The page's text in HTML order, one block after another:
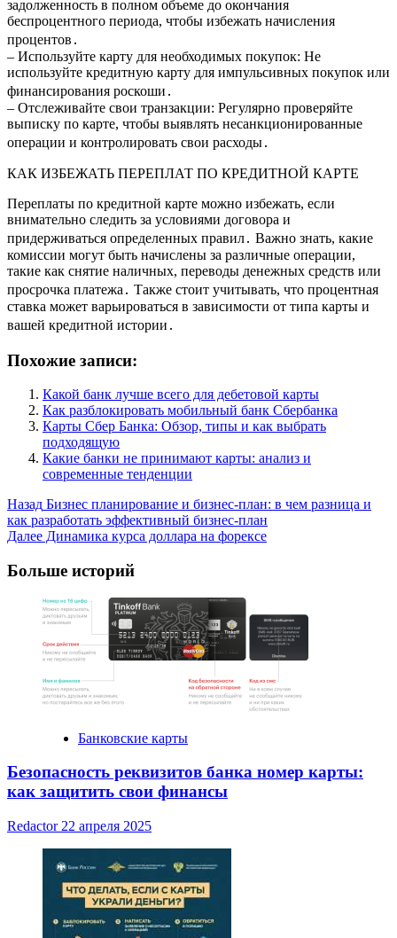
задолженность в полном объеме до окончания
беспроцентного периода, чтобы избежать начисления
процентов․
– Используйте карту для необходимых покупок: Не
используйте кредитную карту для импульсивных покупок или
финансирования роскоши․
– Отслеживайте свои транзакции: Регулярно проверяйте
выписку по карте, чтобы выявлять несанкционированные
операции и контролировать свои расходы․
КАК ИЗБЕЖАТЬ ПЕРЕПЛАТ ПО КРЕДИТНОЙ КАРТЕ
Переплаты по кредитной карте можно избежать, если
внимательно следить за условиями договора и
придерживаться определенных правил․ Важно знать, какие
комиссии могут быть начислены за различные операции,
такие как снятие наличных, переводы денежных средств или
просрочка платежа․ Также стоит учитывать, что процентная
ставка может варьироваться в зависимости от типа карты и
вашей кредитной истории․
Похожие записи:
Какой банк лучше всего для дебетовой карты
Как разблокировать мобильный банк Сбербанка
Карты Сбер Банка: Обзор, типы и как выбрать
подходящую
Какие банки не принимают карты: анализ и
современные тенденции
Post
Navigation
Назад Бизнес планирование и бизнес-план: в чем разница и
как разработать эффективный бизнес-план
Далее Динамика курса доллара на форексе
Больше историй
Банковские карты
Безопасность реквизитов банка номер карты:
как защитить свои финансы
Redactor 22 апреля 2025